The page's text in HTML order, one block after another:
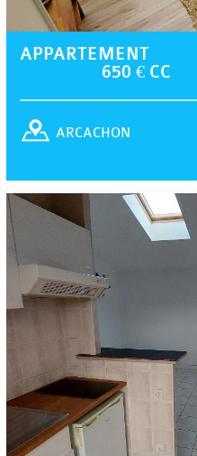
APPARTEMENT
650 € CC
ARCACHON